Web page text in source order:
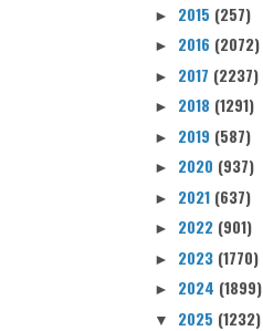
► 2015 (257)
► 2016 (2072)
► 2017 (2237)
► 2018 (1291)
► 2019 (587)
► 2020 (937)
► 2021 (637)
► 2022 (901)
► 2023 (1770)
► 2024 (1899)
▼ 2025 (1232)